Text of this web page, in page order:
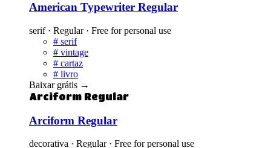
American Typewriter Regular
serif · Regular · Free for personal use
# serif
# vintage
# cartaz
# livro
Baixar grátis →
Arciform Regular
Arciform Regular
decorativa · Regular · Free for personal use